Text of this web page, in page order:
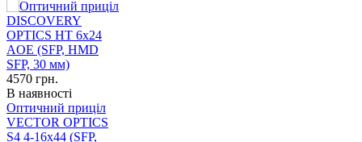
4570 грн.
В наявності
Оптичний приціл
VECTOR OPTICS
S4 4-16x44 (SFP,